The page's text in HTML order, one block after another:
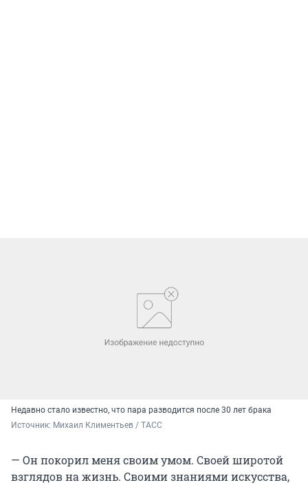
Недавно стало известно, что пара разводится после 30 лет брака
Источник: Михаил Климентьев / ТАСС
— Он покорил меня своим умом. Своей широтой
взглядов на жизнь. Своими знаниями искусства,